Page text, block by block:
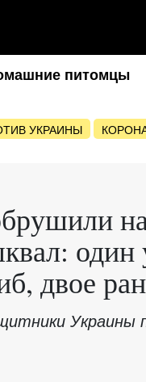
питомцы
УКРАИНЫ
один
двое
Украины